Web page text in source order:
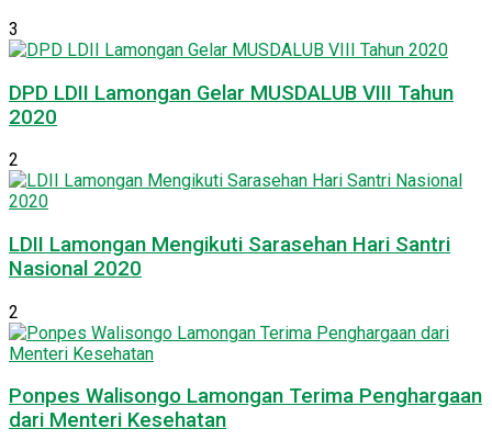
3
DPD LDII Lamongan Gelar MUSDALUB VIII Tahun
2020
2
LDII Lamongan Mengikuti Sarasehan Hari Santri
Nasional 2020
2
Ponpes Walisongo Lamongan Terima Penghargaan
dari Menteri Kesehatan